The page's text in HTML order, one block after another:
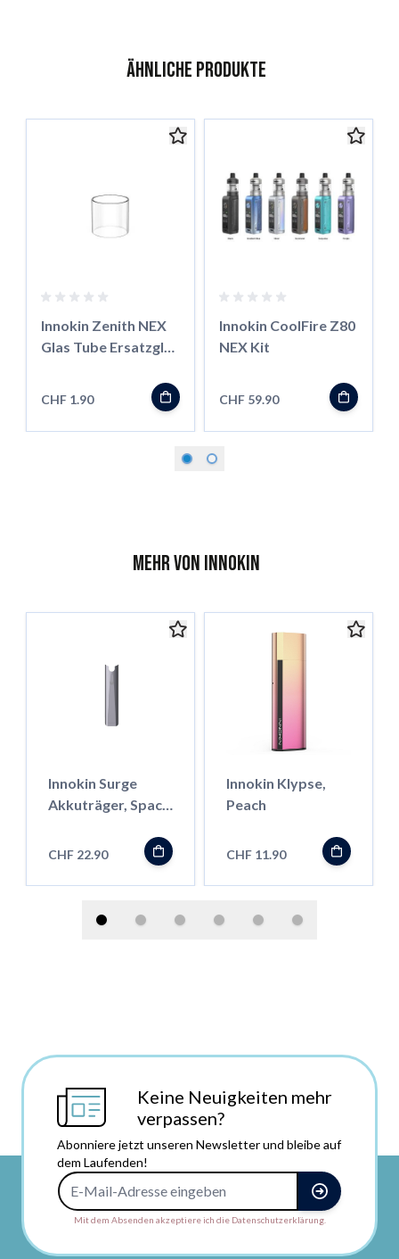
Ähnliche Produkte
Das Navigieren durch die Elemente des Karussells ist mit
Karussell überspringen
Zur Karussell-Navigation
Innokin Zenith NEX
Glas Tube Ersatzglas
CHF 1.90
Innokin CoolFire Z80
NEX Kit
CHF 59.90
Mehr von Innokin
Innokin Surge
Akkuträger, Space
CHF 22.90
Innokin Klypse,
Peach
CHF 11.90
Keine Neuigkeiten mehr
verpassen?
Abonniere jetzt unseren Newsletter und bleibe auf
dem Laufenden!
Mit dem Absenden akzeptiere ich die Datenschutzerklärung.